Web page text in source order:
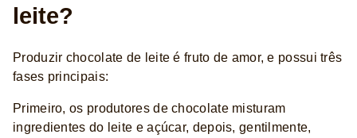
leite?
Produzir chocolate de leite é fruto de amor, e possui três
fases principais:
Primeiro, os produtores de chocolate misturam
ingredientes do leite e açúcar, depois, gentilmente,